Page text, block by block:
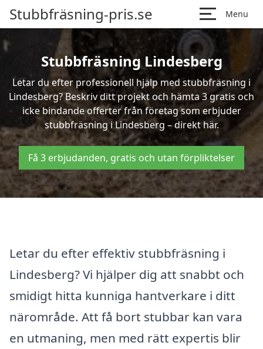
Stubbfräsning-pris.se Menu
Stubbfräsning Lindesberg
Letar du efter professionell hjälp med stubbfräsning i
Lindesberg? Beskriv ditt projekt och hämta 3 gratis och
icke bindande offerter från företag som erbjuder
stubbfräsning i Lindesberg – direkt här.
Få 3 erbjudanden, gratis och utan förpliktelser
Letar du efter effektiv stubbfräsning i
Lindesberg? Vi hjälper dig att snabbt och
smidigt hitta kunniga hantverkare i ditt
närområde. Att få bort stubbar kan vara
en utmaning, men med rätt expertis blir